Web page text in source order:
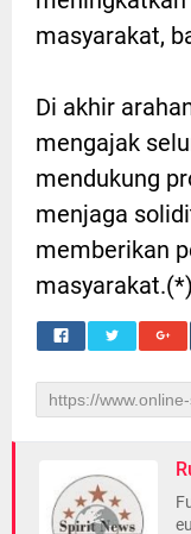
masyarakat,
Di akhir
mengajak
mendukung
menjaga
memberikan